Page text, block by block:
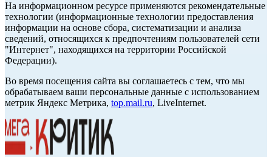
На информационном ресурсе применяются рекомендательные
технологии (информационные технологии предоставления
информации на основе сбора, систематизации и анализа
сведений, относящихся к предпочтениям пользователей сети
"Интернет", находящихся на территории Российской
Федерации).
Во время посещения сайта вы соглашаетесь с тем, что мы
обрабатываем ваши персональные данные с использованием
метрик Яндекс Метрика, top.mail.ru, LiveInternet.